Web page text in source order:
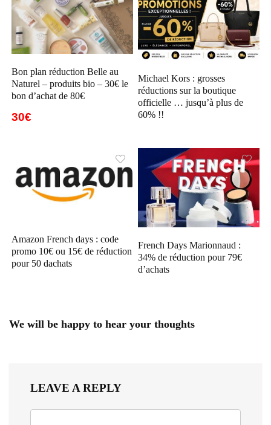
Bon plan réduction Belle au
Naturel – produits bio – 30€ le
bon d’achat de 80€
30€
Michael Kors : grosses
réductions sur la boutique
officielle … jusqu’à plus de
60% !!
Amazon French days : code
promo 10€ ou 15€ de réduction
pour 50 dachats
French Days Marionnaud :
34% de réduction pour 79€
d’achats
We will be happy to hear your thoughts
LEAVE A REPLY